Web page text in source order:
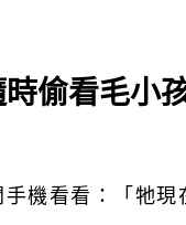
偷看毛小
機看看：「牠現